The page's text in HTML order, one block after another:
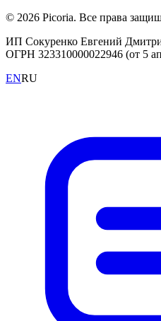
© 2026 Picoria. Все права
ИП Сокуренко Евгений
ОГРН 323310000022946 (от 5
ENRU